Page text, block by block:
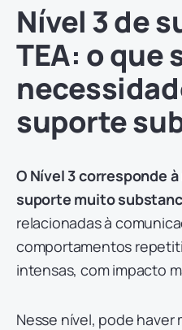
Nível 3 de
TEA: o que
suporte
O Nível 3 corresponde
suporte muito
relacionadas à
comportamentos
intensas, com impacto
Nesse nível, pode haver